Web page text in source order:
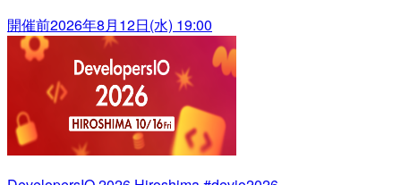
開催前2026年8月12日(水) 19:00